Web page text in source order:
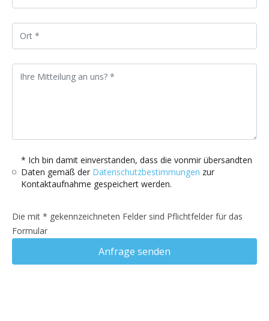
* Ich bin damit einverstanden, dass die vonmir übersandten
Daten gemäß der Datenschutzbestimmungen zur
Kontaktaufnahme gespeichert werden.
Die mit * gekennzeichneten Felder sind Pflichtfelder für das
Formular
Anfrage senden